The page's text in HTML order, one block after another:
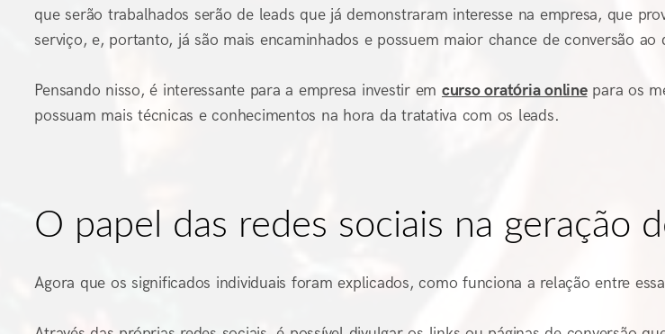
que serão trabalhados serão de leads que já demonstraram interesse na empresa, que
serviço, e, portanto, já são mais encaminhados e possuem maior chance de conversão
Pensando nisso, é interessante para a empresa investir em curso oratória onlinepara os
possuam mais técnicas e conhecimentos na hora da tratativa com os leads.
O papel das redes sociais na geração
Agora que os significados individuais foram explicados, como funciona a relação entre